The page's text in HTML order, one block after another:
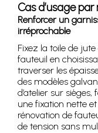
Cas d’usage
Renforcer un
irréprochable
Fixez la toile de
fauteuil en
traverser les
des modèles
d’atelier sur
une fixation nette
rénovation de
de tension sans